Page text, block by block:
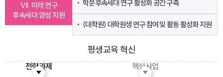
VII. 미래 연구
후속세대 양성 지원
학문후속세대 연구 활성화 공간 구축
(대학원) 대학원생 연구 참여 및 활동 활성화 지원
평생교육 혁신
전략과제 핵심사업